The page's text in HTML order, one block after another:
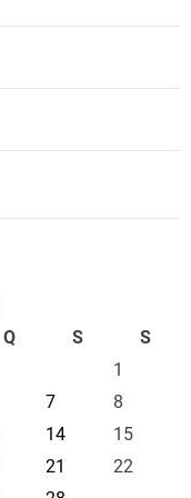
Q S
S
1
7
8
14
15
21
22